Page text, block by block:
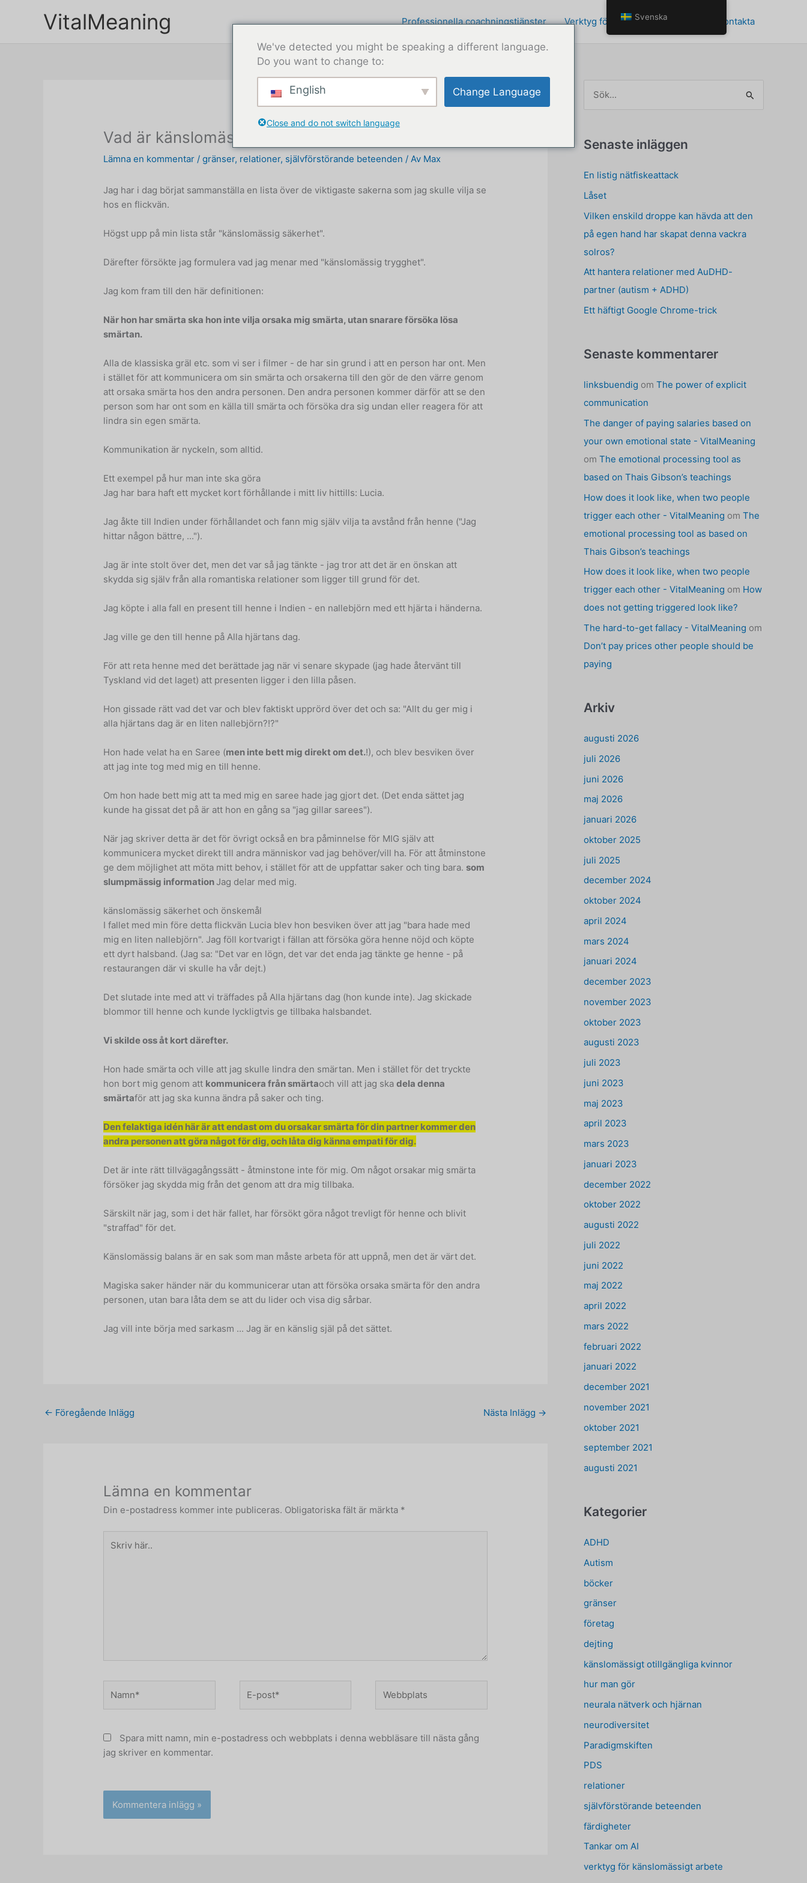
VitalMeaning Professionella coachningstjänster Verktyg för personlig utveckling Kontakta
Vad är känslomässig säkerhet?
Lämna en kommentar /gränser, relationer, självförstörande beteenden / Av Max
Jag har i dag börjat sammanställa en lista över de viktigaste sakerna som jag skulle vilja se
hos en flickvän.
Högst upp på min lista står "känslomässig säkerhet".
Därefter försökte jag formulera vad jag menar med "känslomässig trygghet".
Jag kom fram till den här definitionen:
När hon har smärta ska hon inte vilja orsaka mig smärta, utan snarare försöka lösa
smärtan.
Alla de klassiska gräl etc. som vi ser i filmer - de har sin grund i att en person har ont. Men
i stället för att kommunicera om sin smärta och orsakerna till den gör de den värre genom
att orsaka smärta hos den andra personen. Den andra personen kommer därför att se den
person som har ont som en källa till smärta och försöka dra sig undan eller reagera för att
lindra sin egen smärta.
Kommunikation är nyckeln, som alltid.
Ett exempel på hur man inte ska göra
Jag har bara haft ett mycket kort förhållande i mitt liv hittills: Lucia.
Jag åkte till Indien under förhållandet och fann mig själv vilja ta avstånd från henne ("Jag
hittar någon bättre, ...").
Jag är inte stolt över det, men det var så jag tänkte - jag tror att det är en önskan att
skydda sig själv från alla romantiska relationer som ligger till grund för det.
Jag köpte i alla fall en present till henne i Indien - en nallebjörn med ett hjärta i händerna.
Jag ville ge den till henne på Alla hjärtans dag.
För att reta henne med det berättade jag när vi senare skypade (jag hade återvänt till
Tyskland vid det laget) att presenten ligger i den lilla påsen.
Hon gissade rätt vad det var och blev faktiskt upprörd över det och sa: "Allt du ger mig i
alla hjärtans dag är en liten nallebjörn?!?"
Hon hade velat ha en Saree (men inte bett mig direkt om det.!), och blev besviken över
att jag inte tog med mig en till henne.
Om hon hade bett mig att ta med mig en saree hade jag gjort det. (Det enda sättet jag
kunde ha gissat det på är att hon en gång sa "jag gillar sarees").
När jag skriver detta är det för övrigt också en bra påminnelse för MIG själv att
kommunicera mycket direkt till andra människor vad jag behöver/vill ha. För att åtminstone
ge dem möjlighet att möta mitt behov, i stället för att de uppfattar saker och ting bara. som
slumpmässig information Jag delar med mig.
känslomässig säkerhet och önskemål
I fallet med min före detta flickvän Lucia blev hon besviken över att jag "bara hade med
mig en liten nallebjörn". Jag föll kortvarigt i fällan att försöka göra henne nöjd och köpte
ett dyrt halsband. (Jag sa: "Det var en lögn, det var det enda jag tänkte ge henne - på
restaurangen där vi skulle ha vår dejt.)
Det slutade inte med att vi träffades på Alla hjärtans dag (hon kunde inte). Jag skickade
blommor till henne och kunde lyckligtvis ge tillbaka halsbandet.
Vi skilde oss åt kort därefter.
Hon hade smärta och ville att jag skulle lindra den smärtan. Men i stället för det tryckte
hon bort mig genom att kommunicera från smärtaoch vill att jag skadela denna
smärtaför att jag ska kunna ändra på saker och ting.
Den felaktiga idén här är att endast om du orsakar smärta för din partner kommer den
andra personen att göra något för dig, och låta dig känna empati för dig.
Det är inte rätt tillvägagångssätt - åtminstone inte för mig. Om något orsakar mig smärta
försöker jag skydda mig från det genom att dra mig tillbaka.
Särskilt när jag, som i det här fallet, har försökt göra något trevligt för henne och blivit
"straffad" för det.
Känslomässig balans är en sak som man måste arbeta för att uppnå, men det är värt det.
Magiska saker händer när du kommunicerar utan att försöka orsaka smärta för den andra
personen, utan bara låta dem se att du lider och visa dig sårbar.
Jag vill inte börja med sarkasm ... Jag är en känslig själ på det sättet.
← Föregående Inlägg Nästa Inlägg →
Lämna en kommentar
Din e-postadress kommer inte publiceras. Obligatoriska fält är märkta *
här..
post*
Spara mitt namn, min e-postadress och webbplats i denna webbläsare till nästa gång
jag skriver en kommentar.
e
t
e
r
:
Senaste inläggen
En listig nätfiskeattack
Låset
Vilken enskild droppe kan hävda att den
på egen hand har skapat denna vackra
solros?
Att hantera relationer med AuDHD-
partner (autism + ADHD)
Ett häftigt Google Chrome-trick
Senaste kommentarer
linksbuendig om The power of explicit
communication
The danger of paying salaries based on
your own emotional state - VitalMeaning
om The emotional processing tool as
based on Thais Gibson’s teachings
How does it look like, when two people
trigger each other - VitalMeaning om The
emotional processing tool as based on
Thais Gibson’s teachings
How does it look like, when two people
trigger each other - VitalMeaning om How
does not getting triggered look like?
The hard-to-get fallacy - VitalMeaning om
Don’t pay prices other people should be
paying
Arkiv
augusti 2026
juli 2026
juni 2026
maj 2026
januari 2026
oktober 2025
juli 2025
december 2024
oktober 2024
april 2024
mars 2024
januari 2024
december 2023
november 2023
oktober 2023
augusti 2023
juli 2023
juni 2023
maj 2023
april 2023
mars 2023
januari 2023
december 2022
oktober 2022
augusti 2022
juli 2022
juni 2022
maj 2022
april 2022
mars 2022
februari 2022
januari 2022
december 2021
november 2021
oktober 2021
september 2021
augusti 2021
Kategorier
ADHD
Autism
böcker
gränser
företag
dejting
känslomässigt otillgängliga kvinnor
hur man gör
neurala nätverk och hjärnan
neurodiversitet
Paradigmskiften
PDS
relationer
självförstörande beteenden
färdigheter
Tankar om AI
verktyg för känslomässigt arbete
Svenska
We've detected you might be speaking a different language.
Do you want to change to:
English Change Language
Close and do not switch language